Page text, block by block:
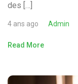
des […]
4 ans ago Admin
Read More